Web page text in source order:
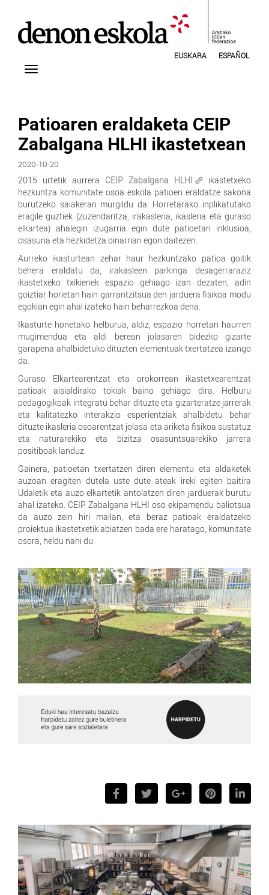
EUSKARA ESPAÑOL
Patioaren eraldaketa CEIP
Zabalgana HLHI ikastetxean
2020-10-20
2015 urtetik aurrera CEIP Zabalgana HLHI
ikastetxeko
hezkuntza komunitate osoa eskola patioen eraldatze sakona
burutzeko saiakeran murgildu da. Horretarako inplikatutako
eragile guztiek (zuzendaritza, irakasleria, ikasleria eta guraso
elkartea) ahalegin izugarria egin dute patioetan inklusioa,
osasuna eta hezkidetza oinarrian egon daitezen.
Aurreko ikasturtean zehar haur hezkuntzako patioa goitik
behera eraldatu da, irakasleen parkinga desagerraraziz
ikastetxeko txikienek espazio gehiago izan dezaten, adin
goiztiar horietan hain garrantzitsua den jarduera fisikoa modu
egokian egin ahal izateko hain beharrezkoa dena.
Ikasturte honetako helburua, aldiz, espazio horretan haurren
mugimendua eta aldi berean jolasaren bidezko gizarte
garapena ahalbidetuko dituzten elementuak txertatzea izango
da.
Guraso Elkartearentzat eta orokorrean ikastetxearentzat
patioak aisialdirako tokiak baino gehiago dira. Helburu
pedagogikoak integratu behar dituzte eta gizarteratze jarrerak
eta kalitatezko interakzio esperientziak ahalbidetu behar
dituzte ikasleria osoarentzat jolasa eta ariketa fisikoa sustatuz
eta naturarekiko eta bizitza osasuntsuarekiko jarrera
positiboak landuz.
Gainera, patioetan txertatzen diren elementu eta aldaketek
auzoan eragiten dutela uste dute ateak ireki egiten baitira
Udaletik eta auzo elkartetik antolatzen diren jarduerak burutu
ahal izateko. CEIP Zabalgana HLHI oso ekipamendu baliotsua
da auzo zein hiri mailan, eta beraz patioak eraldatzeko
proiektua ikastetxetik abiatzen bada ere haratago, komunitate
osora, heldu nahi du.